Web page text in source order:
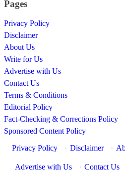
Pages
Privacy Policy
Disclaimer
About Us
Write for Us
Advertise with Us
Contact Us
Terms & Conditions
Editorial Policy
Fact-Checking & Corrections Policy
Sponsored Content Policy
Privacy Policy
· Disclaimer ·
Advertise with Us · Contact Us